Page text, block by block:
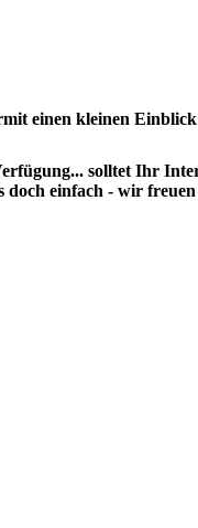
einen kleinen
solltet Ihr
doch einfach - wir